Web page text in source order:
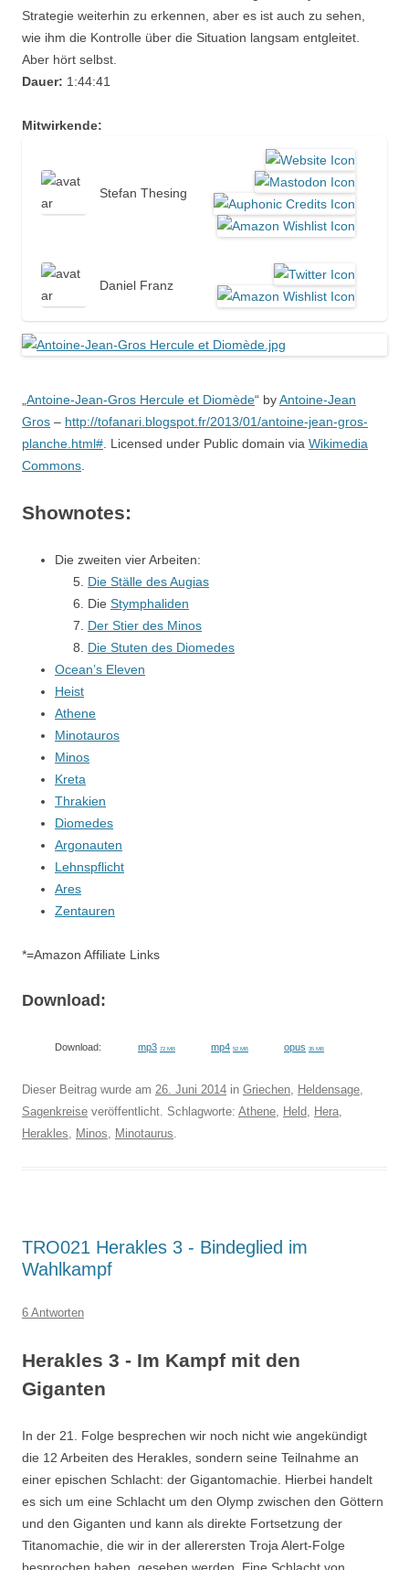
Strategie weiterhin zu erkennen, aber es ist auch zu sehen,
wie ihm die Kontrolle über die Situation langsam entgleitet.
Aber hört selbst.
Dauer: 1:44:41
Mitwirkende:
Stefan Thesing
Daniel Franz
Antoine-Jean-Gros Hercule et Diomède“ byAntoine-Jean
Gros – http://tofanari.blogspot.fr/2013/01/antoine-jean-gros-
planche.html# . Licensed under Public domain via Wikimedia
Commons
Shownotes:
Die zweiten vier Arbeiten:
Die Ställe des Augias
Die Stymphaliden
Der Stier des Minos
Die Stuten des Diomedes
Ocean’s Eleven
Heist
Athene
Minotauros
Minos
Kreta
Thrakien
Diomedes
Argonauten
Lehnspflicht
Ares
Zentauren
*=Amazon Affiliate Links
Download:
Download: mp3 72 MB mp4 52 MB opus 35 MB
Dieser Beitrag wurde am 26. Juni 2014 in Griechen, Heldensage,
Sagenkreise veröffentlicht. Schlagworte: Athene, Held, Hera,
Herakles, Minos, Minotaurus.
TRO021 Herakles 3 - Bindeglied im
Wahlkampf
6 Antworten
Herakles 3 - Im Kampf mit den
Giganten
In der 21. Folge besprechen wir noch nicht wie angekündigt
die 12 Arbeiten des Herakles, sondern seine Teilnahme an
einer epischen Schlacht: der Gigantomachie. Hierbei handelt
es sich um eine Schlacht um den Olymp zwischen den Göttern
und den Giganten und kann als direkte Fortsetzung der
Titanomachie, die wir in der allerersten Troja Alert-Folge